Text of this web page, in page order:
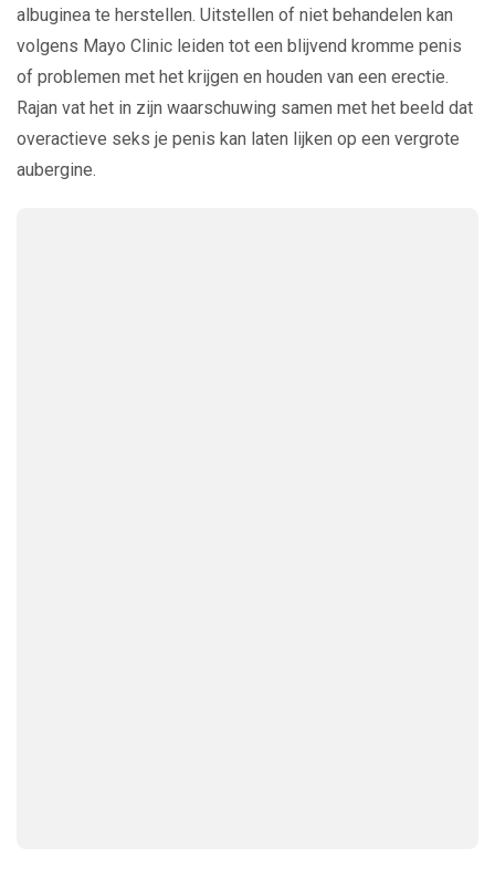
albuginea te herstellen. Uitstellen of niet behandelen kan
volgens Mayo Clinic leiden tot een blijvend kromme penis
of problemen met het krijgen en houden van een erectie.
Rajan vat het in zijn waarschuwing samen met het beeld dat
overactieve seks je penis kan laten lijken op een vergrote
aubergine.